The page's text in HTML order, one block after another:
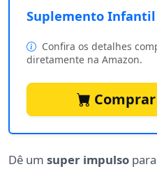
Suplemento
Confira os detalhes
diretamente na Amazon.
Dê um super impulso